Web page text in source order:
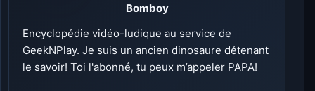
Bomboy
Encyclopédie vidéo-ludique au service de
GeekNPlay. Je suis un ancien dinosaure détenant
le savoir! Toi l'abonné, tu peux m’appeler PAPA!